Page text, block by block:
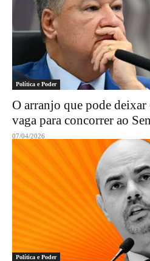
Política e Poder
O arranjo que pode deixar
vaga para concorrer ao
07/04/2026
Política e Poder